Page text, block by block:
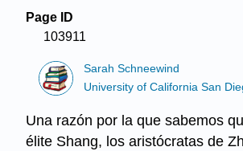
Page ID
103911
Sarah Schneewind
University of California San
Una razón por la que sabemos
élite Shang, los aristócratas de